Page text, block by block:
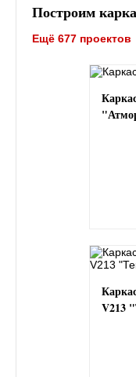
Построим
Ещё 677 проектов
V213